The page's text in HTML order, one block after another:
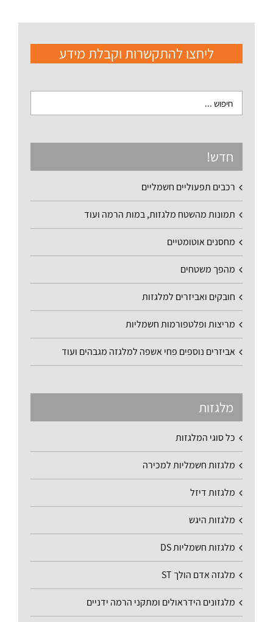
ליחצו להתקשרות וקבלת מידע
חדש!
רכבים תפעוליים חשמליים
תמונות מהשטח מלגזות, במות הרמה ועוד
מחסנים אוטומטיים
מהפך משטחים
חובקים ואביזרים למלגזות
מריצות ופלטפורמות חשמליות
אביזרים נוספים פחי אשפה למלגזה מגבהים ועוד
מלגזות
כל סוגי המלגזות
מלגזות חשמליות למכירה
מלגזות דיזל
מלגזות היגש
מלגזות חשמליות DS
מלגזה אדם הולך ST
מלגזונים הידראולים ומתקני הרמה ידניים